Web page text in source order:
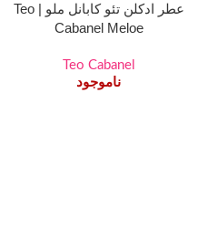
عطر ادکلن تئو کابانل ملو | Teo
Cabanel Meloe
Teo Cabanel
ناموجود